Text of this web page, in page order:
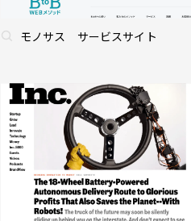
モノサス サービスサイト